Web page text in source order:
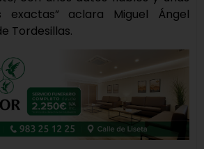
exactas” aclara Miguel Ángel
Tordesillas.